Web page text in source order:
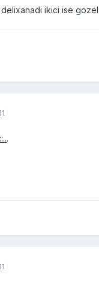
ikici ise
.